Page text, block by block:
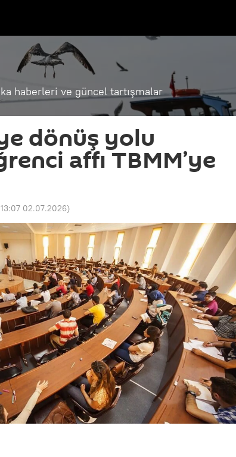
haberleri ve güncel tartışmalar
dönüş yolu
affı TBMM’ye
13:07 02.07.2026)